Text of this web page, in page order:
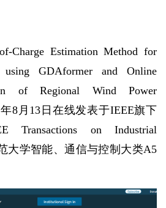
Charge Estimation Method for
GDAformer and Online
of Regional Wind Power
年8月13日在线发表于IEEE旗下
on Industrial
大学智能、通信与控制大类A5